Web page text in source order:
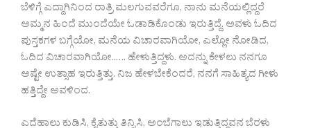
ಬೆಳಿಗ್ಗೆ ಎದ್ದಾಗಿನಿಂದ ರಾತ್ರಿ ಮಲಗುವವರೆಗೂ, ನಾನು ಮನೆಯಲ್ಲಿದ್ದರೆ
ಅಮ್ಮನ ಹಿಂದೆ ಮುಂದೆಯೇ ಓಡಾಡಿಕೊಂಡು ಇರುತ್ತಿದ್ದೆ. ಅವಳು ಓದಿದ
ಪುಸ್ತಕಗಳ ಬಗ್ಗೆಯೋ, ಮನೆಯ ವಿಚಾರವಾಗಿಯೋ, ಎಲ್ಲೋ ನೋಡಿದ,
ಓದಿದ ವಿಚಾರವಾಗಿಯೋ..‌‌‌‌‌…. ಹೇಳುತ್ತಿದ್ದಳು. ಅದನ್ನು ಕೇಳಲು ನನಗೂ
ಅಷ್ಟೇ ಉತ್ಸಾಹ ಇರುತ್ತಿತ್ತು. ನಿಜ ಹೇಳಬೇಕೆಂದರೆ, ನನಗೆ ಸಾಹಿತ್ಯದ ಗೀಳು
ಹತ್ತಿದ್ದೇ ಅವಳಿಂದ.